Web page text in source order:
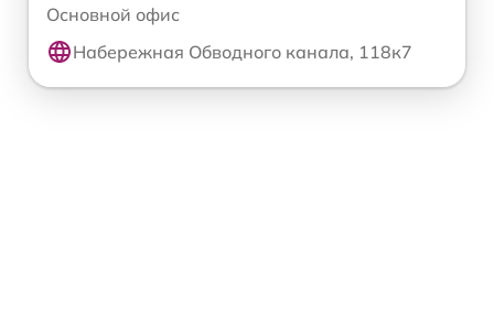
Основной офис
Набережная Обводного канала, 118к7